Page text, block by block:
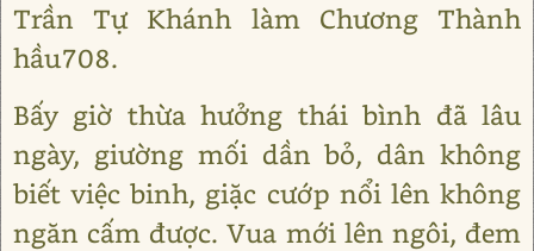
Trần Tự Khánh làm Chương Thành
hầu708.
Bấy giờ thừa hưởng thái bình đã lâu
ngày, giường mối dần bỏ, dân không
biết việc binh, giặc cướp nổi lên không
ngăn cấm được. Vua mới lên ngôi, đem